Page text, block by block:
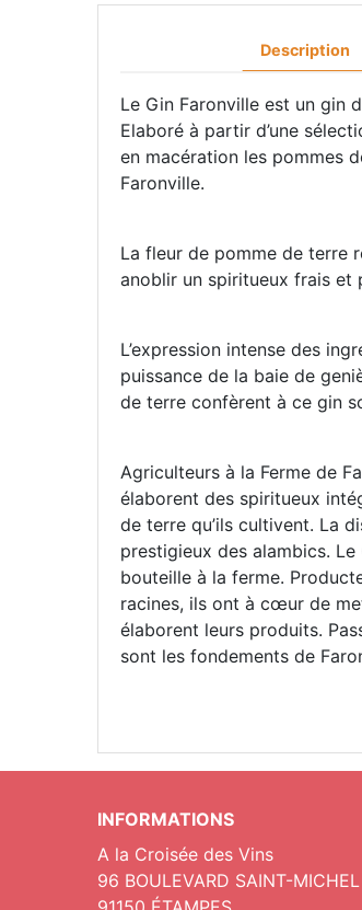
Description
Le Gin Faronville est un gin
Elaboré à partir d’une
en macération les pommes
Faronville.
La fleur de pomme de terre
anoblir un spiritueux frais et
L’expression intense des
puissance de la baie de
de terre confèrent à ce gin
Agriculteurs à la Ferme de
élaborent des spiritueux
de terre qu’ils cultivent. La
prestigieux des alambics.
bouteille à la ferme.
racines, ils ont à cœur de
élaborent leurs produits.
sont les fondements de
INFORMATIONS
A la Croisée des Vins
96 BOULEVARD SAINT-MICHEL